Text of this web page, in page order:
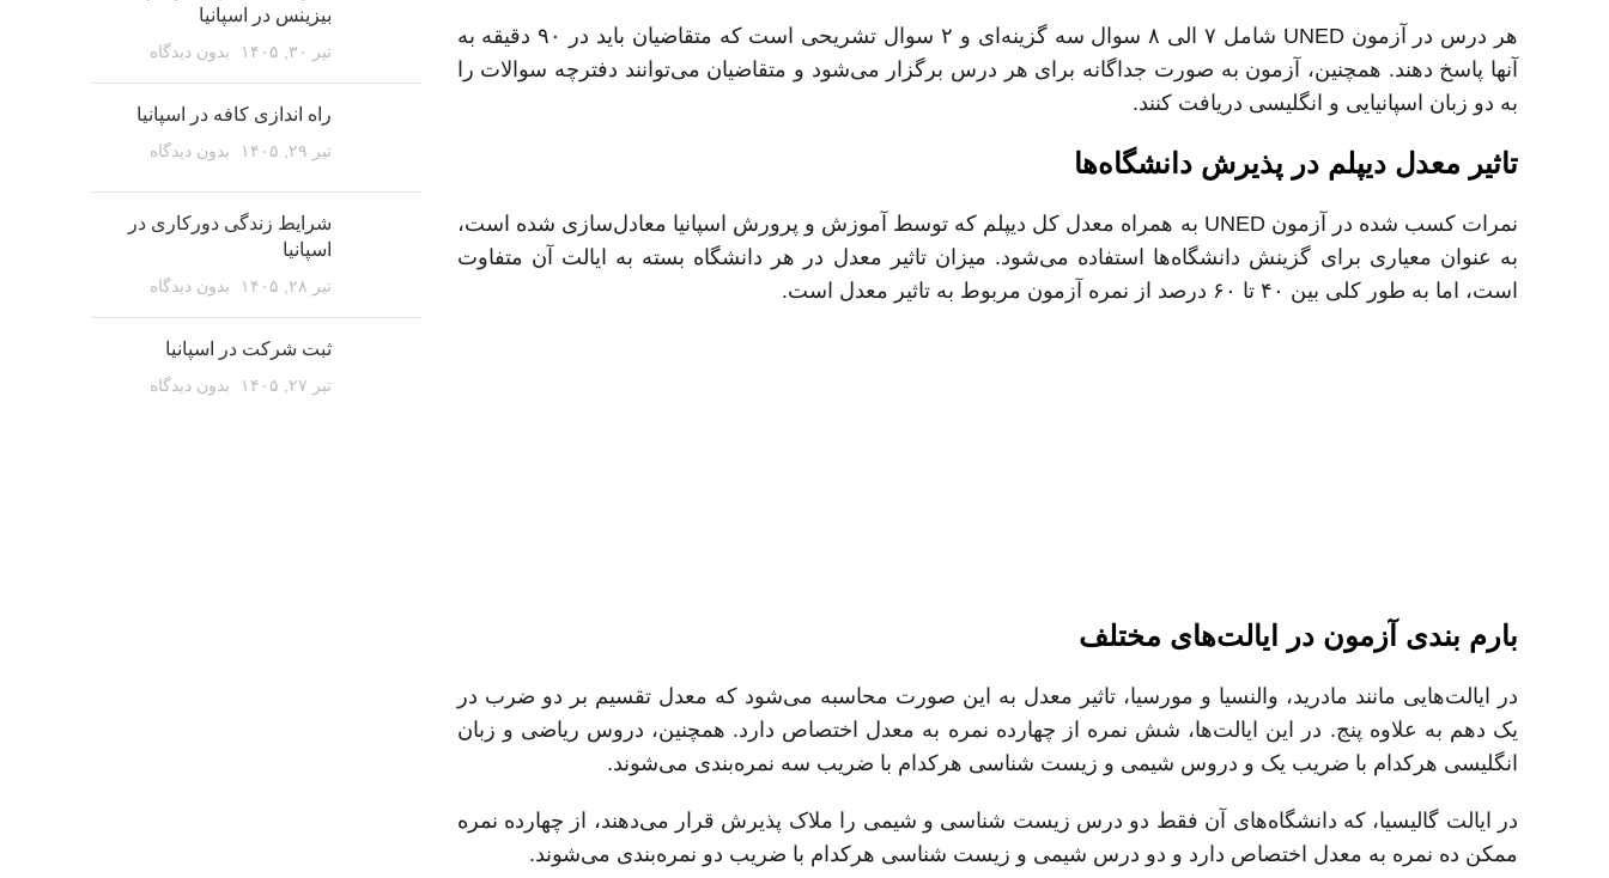
هر درس در آزمون UNED شامل ۷ الی ۸ سوال سه گزینه‌ای و ۲ سوال تشریحی است که متقاضیان باید در ۹۰ دقیقه به
آنها پاسخ دهند. همچنین، آزمون به صورت جداگانه برای هر درس برگزار می‌شود و متقاضیان می‌توانند دفترچه سوالات را
به دو زبان اسپانیایی و انگلیسی دریافت کنند.
تاثیر معدل دیپلم در پذیرش دانشگاه‌ها
نمرات کسب شده در آزمون UNED به همراه معدل کل دیپلم که توسط آموزش و پرورش اسپانیا معادل‌سازی شده است،
به عنوان معیاری برای گزینش دانشگاه‌ها استفاده می‌شود. میزان تاثیر معدل در هر دانشگاه بسته به ایالت آن متفاوت
است، اما به طور کلی بین ۴۰ تا ۶۰ درصد از نمره آزمون مربوط به تاثیر معدل است.
بارم بندی آزمون در ایالت‌های مختلف
در ایالت‌هایی مانند مادرید، والنسیا و مورسیا، تاثیر معدل به این صورت محاسبه می‌شود که معدل تقسیم بر دو ضرب در
یک دهم به علاوه پنج. در این ایالت‌ها، شش نمره از چهارده نمره به معدل اختصاص دارد. همچنین، دروس ریاضی و زبان
انگلیسی هرکدام با ضریب یک و دروس شیمی و زیست شناسی هرکدام با ضریب سه نمره‌بندی می‌شوند.
در ایالت گالیسیا، که دانشگاه‌های آن فقط دو درس زیست شناسی و شیمی را ملاک پذیرش قرار می‌دهند، از چهارده نمره
ممکن ده نمره به معدل اختصاص دارد و دو درس شیمی و زیست شناسی هرکدام با ضریب دو نمره‌بندی می‌شوند.
بیزینس در اسپانیا
تیر ۳۰, ۱۴۰۵ بدون دیدگاه
راه اندازی کافه در اسپانیا
تیر ۲۹, ۱۴۰۵ بدون دیدگاه
شرایط زندگی دورکاری در
اسپانیا
تیر ۲۸, ۱۴۰۵ بدون دیدگاه
ثبت شرکت در اسپانیا
تیر ۲۷, ۱۴۰۵ بدون دیدگاه